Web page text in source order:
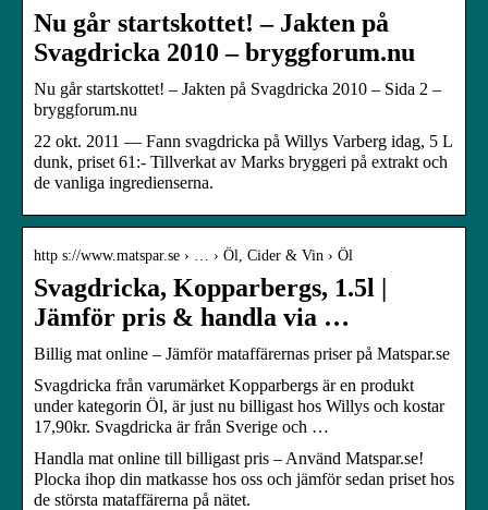
Nu går startskottet! – Jakten på
Svagdricka 2010 – bryggforum.nu
Nu går startskottet! – Jakten på Svagdricka 2010 – Sida 2 –
bryggforum.nu
22 okt. 2011 — Fann svagdricka på Willys Varberg idag, 5 L
dunk, priset 61:- Tillverkat av Marks bryggeri på extrakt och
de vanliga ingredienserna.
http s://www.matspar.se › … › Öl, Cider & Vin › Öl
Svagdricka, Kopparbergs, 1.5l |
Jämför pris & handla via …
Billig mat online – Jämför mataffärernas priser på Matspar.se
Svagdricka från varumärket Kopparbergs är en produkt
under kategorin Öl, är just nu billigast hos Willys och kostar
17,90kr. Svagdricka är från Sverige och …
Handla mat online till billigast pris – Använd Matspar.se!
Plocka ihop din matkasse hos oss och jämför sedan priset hos
de största mataffärerna på nätet.